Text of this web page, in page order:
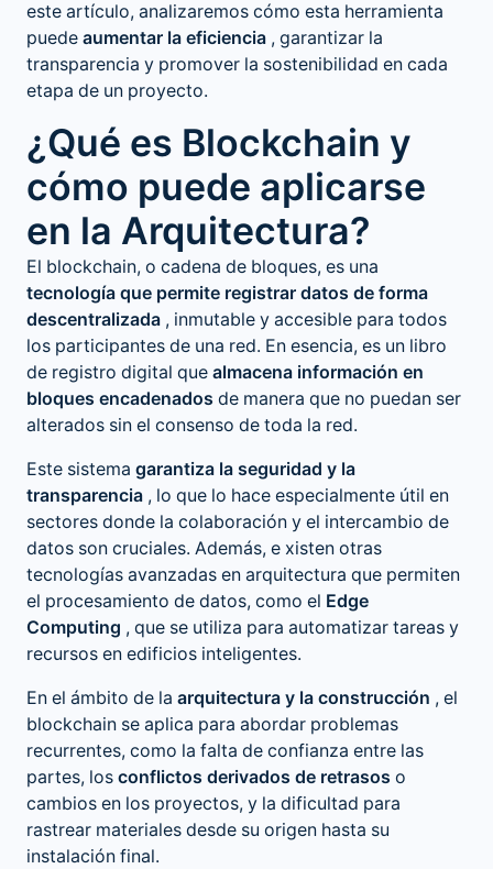
este artículo, analizaremos cómo esta herramienta
puede aumentar la eficiencia , garantizar la
transparencia y promover la sostenibilidad en cada
etapa de un proyecto.
¿Qué es Blockchain y
cómo puede aplicarse
en la Arquitectura?
El blockchain, o cadena de bloques, es una
tecnología que permite registrar datos de forma
descentralizada , inmutable y accesible para todos
los participantes de una red. En esencia, es un libro
de registro digital que almacena información en
bloques encadenados de manera que no puedan ser
alterados sin el consenso de toda la red.
Este sistema garantiza la seguridad y la
transparencia , lo que lo hace especialmente útil en
sectores donde la colaboración y el intercambio de
datos son cruciales. Además, e xisten otras
tecnologías avanzadas en arquitectura que permiten
el procesamiento de datos, como el Edge
Computing , que se utiliza para automatizar tareas y
recursos en edificios inteligentes.
En el ámbito de la arquitectura y la construcción , el
blockchain se aplica para abordar problemas
recurrentes, como la falta de confianza entre las
partes, los conflictos derivados de retrasos o
cambios en los proyectos, y la dificultad para
rastrear materiales desde su origen hasta su
instalación final.